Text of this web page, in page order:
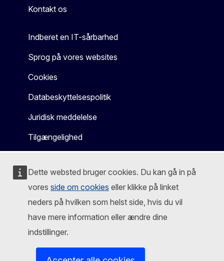
Dette websted bruger cookies. Du kan gå in på
vores side om cookies eller klikke på linket
neders på hvilken som helst side, hvis du vil
have mere information eller ændre dine
indstillinger.
Kontakt os
Indberet en IT-sårbarhed
Sprog på vores websites
Cookies
Databeskyttelsespolitik
Juridisk meddelelse
Tilgængelighed